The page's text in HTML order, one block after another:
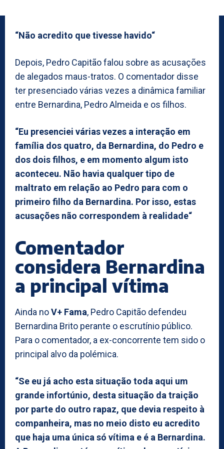
“Não acredito que tivesse havido“
Depois, Pedro Capitão falou sobre as acusações
de alegados maus-tratos. O comentador disse
ter presenciado várias vezes a dinâmica familiar
entre Bernardina, Pedro Almeida e os filhos.
“Eu presenciei várias vezes a interação em
família dos quatro, da Bernardina, do Pedro e
dos dois filhos, e em momento algum isto
aconteceu. Não havia qualquer tipo de
maltrato em relação ao Pedro para com o
primeiro filho da Bernardina. Por isso, estas
acusações não correspondem à realidade“
Comentador
considera Bernardina
a principal vítima
Ainda noV+ Fama, Pedro Capitão defendeu
Bernardina Brito perante o escrutínio público.
Para o comentador, a ex-concorrente tem sido o
principal alvo da polémica.
“Se eu já acho esta situação toda aqui um
grande infortúnio, desta situação da traição
por parte do outro rapaz, que devia respeito à
companheira, mas no meio disto eu acredito
que haja uma única só vítima e é a Bernardina.